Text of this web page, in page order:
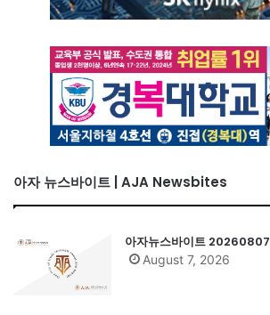
아자 뉴스바이트 | AJA Newsbites
아자뉴스바이트 20260807
August 7, 2026